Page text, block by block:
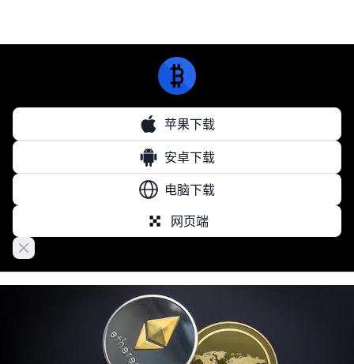
苹果下载
安卓下载
电脑下载
网页端
Close banner